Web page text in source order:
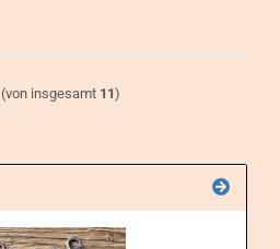
(von insgesamt 11)